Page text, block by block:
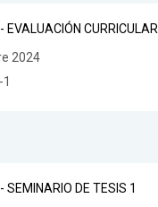
EVALUACIÓN CURRICULAR
2024
SEMINARIO DE TESIS 1